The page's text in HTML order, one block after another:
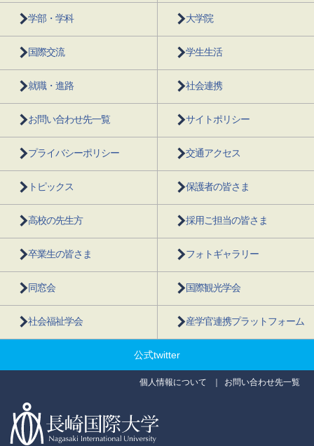
学部・学科 大学院
国際交流 学生生活
就職・進路 社会連携
お問い合わせ先一覧 サイトポリシー
プライバシーポリシー 交通アクセス
トピックス 保護者の皆さま
高校の先生方 採用ご担当の皆さま
卒業生の皆さま フォトギャラリー
同窓会 国際観光学会
社会福祉学会 産学官連携プラットフォーム
公式twitter
個人情報について お問い合わせ先一覧